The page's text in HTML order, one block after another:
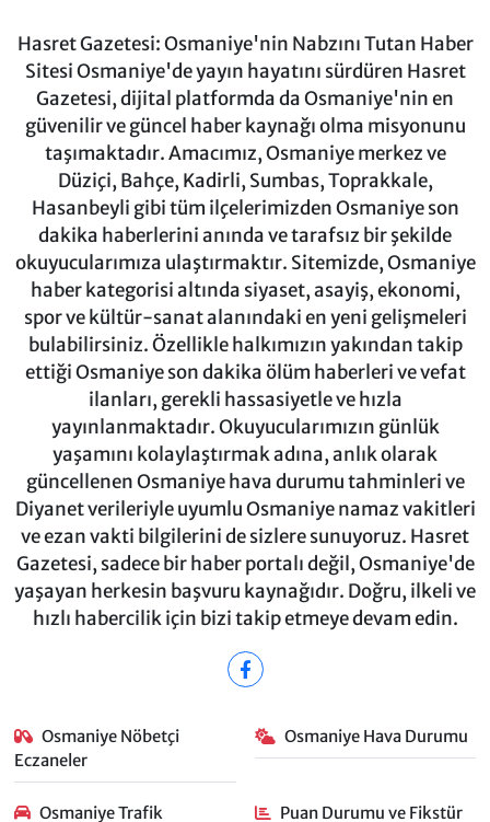
Hasret Gazetesi: Osmaniye'nin Nabzını Tutan Haber
Sitesi Osmaniye'de yayın hayatını sürdüren Hasret
Gazetesi, dijital platformda da Osmaniye'nin en
güvenilir ve güncel haber kaynağı olma misyonunu
taşımaktadır. Amacımız, Osmaniye merkez ve
Düziçi, Bahçe, Kadirli, Sumbas, Toprakkale,
Hasanbeyli gibi tüm ilçelerimizden Osmaniye son
dakika haberlerini anında ve tarafsız bir şekilde
okuyucularımıza ulaştırmaktır. Sitemizde, Osmaniye
haber kategorisi altında siyaset, asayiş, ekonomi,
spor ve kültür-sanat alanındaki en yeni gelişmeleri
bulabilirsiniz. Özellikle halkımızın yakından takip
ettiği Osmaniye son dakika ölüm haberleri ve vefat
ilanları, gerekli hassasiyetle ve hızla
yayınlanmaktadır. Okuyucularımızın günlük
yaşamını kolaylaştırmak adına, anlık olarak
güncellenen Osmaniye hava durumu tahminleri ve
Diyanet verileriyle uyumlu Osmaniye namaz vakitleri
ve ezan vakti bilgilerini de sizlere sunuyoruz. Hasret
Gazetesi, sadece bir haber portalı değil, Osmaniye'de
yaşayan herkesin başvuru kaynağıdır. Doğru, ilkeli ve
hızlı habercilik için bizi takip etmeye devam edin.
Osmaniye Nöbetçi
Eczaneler
Osmaniye Hava Durumu
Osmaniye Trafik
Puan Durumu ve Fikstür